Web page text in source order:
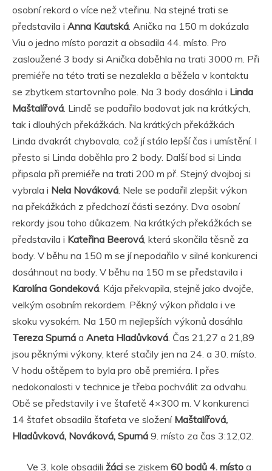
osobní rekord o více než vteřinu. Na stejné trati se
představila i Anna Kautská. Anička na 150 m dokázala
Viu o jedno místo porazit a obsadila 44. místo. Pro
zasloužené 3 body si Anička doběhla na trati 3000 m. Při
premiéře na této trati se nezalekla a běžela v kontaktu
se zbytkem startovního pole. Na 3 body dosáhla i Linda
Maštalířová. Lindě se podařilo bodovat jak na krátkých,
tak i dlouhých překážkách. Na krátkých překážkách
Linda dvakrát chybovala, což jí stálo lepší čas i umístění. I
přesto si Linda doběhla pro 2 body. Další bod si Linda
připsala při premiéře na trati 200 m př. Stejný dvojboj si
vybrala i Nela Nováková. Nele se podařil zlepšit výkon
na překážkách z předchozí části sezóny. Dva osobní
rekordy jsou toho důkazem. Na krátkých překážkách se
představila i Kateřina Beerová, která skončila těsně za
body. V běhu na 150 m se jí nepodařilo v silné konkurenci
dosáhnout na body. V běhu na 150 m se představila i
Karolína Gondeková. Kája překvapila, stejně jako dvojče,
velkým osobním rekordem. Pěkný výkon přidala i ve
skoku vysokém. Na 150 m nejlepších výkonů dosáhla
Tereza Spurná a Aneta Hladůvková. Čas 21,27 a 21,89
jsou pěknými výkony, které stačily jen na 24. a 30. místo.
V hodu oštěpem to byla pro obě premiéra. I přes
nedokonalosti v technice je třeba pochválit za odvahu.
Obě se představily i ve štafetě 4×300 m. V konkurenci
14 štafet obsadila štafeta ve složení Maštalířová,
Hladůvková, Nováková, Spurná 9. místo za čas 3:12,02.
Ve 3. kole obsadili žáci se ziskem 60 bodů 4. místo a